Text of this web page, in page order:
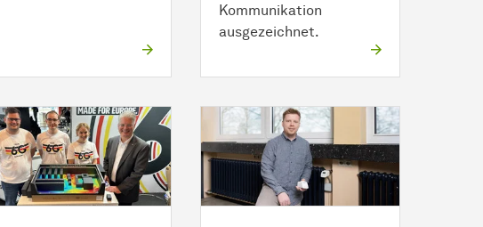
Kommunikation
ausgezeichnet.